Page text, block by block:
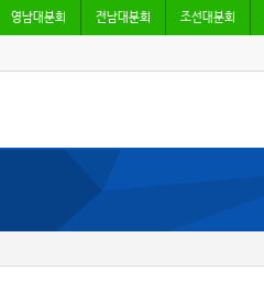
영남대분회 전남대분회 조선대분회